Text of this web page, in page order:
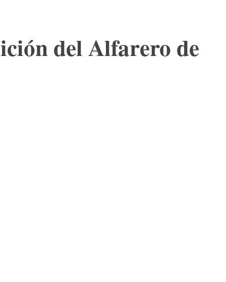
del Alfarero de